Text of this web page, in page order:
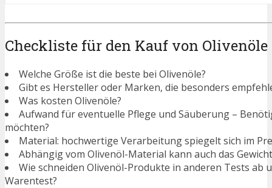
Checkliste für den Kauf von Olivenöle
Welche Größe ist die beste bei Olivenöle?
Gibt es Hersteller oder Marken, die besonders
Was kosten Olivenöle?
Aufwand für eventuelle Pflege und Säuberung –
möchten?
Material: hochwertige Verarbeitung spiegelt sich im
Abhängig vom Olivenöl-Material kann auch das
Wie schneiden Olivenöl-Produkte in anderen Tests ab
Warentest?